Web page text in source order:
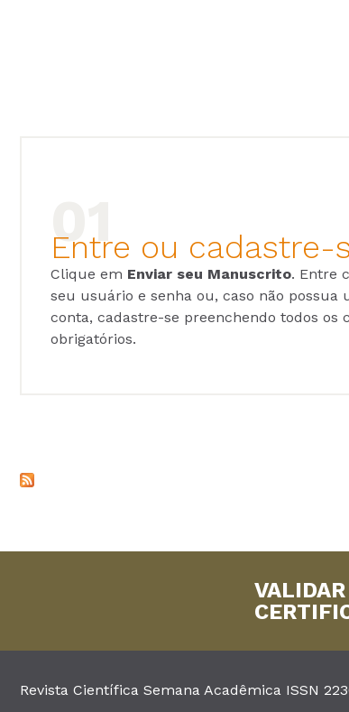
Entre ou cadastre-
Clique em Enviar seu Manuscrito. Entre
seu usuário e senha ou, caso não possua
conta, cadastre-se preenchendo todos os
obrigatórios.
VALIDAR
Revista Científica Semana Acadêmica ISSN